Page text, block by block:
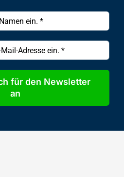
für den Newsletter
an